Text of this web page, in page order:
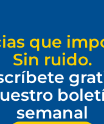
que
Sin ruido.
semanal